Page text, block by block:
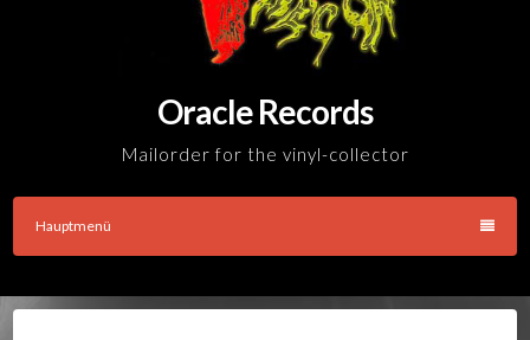
Oracle Records
Mailorder for the vinyl-collector
Hauptmenü